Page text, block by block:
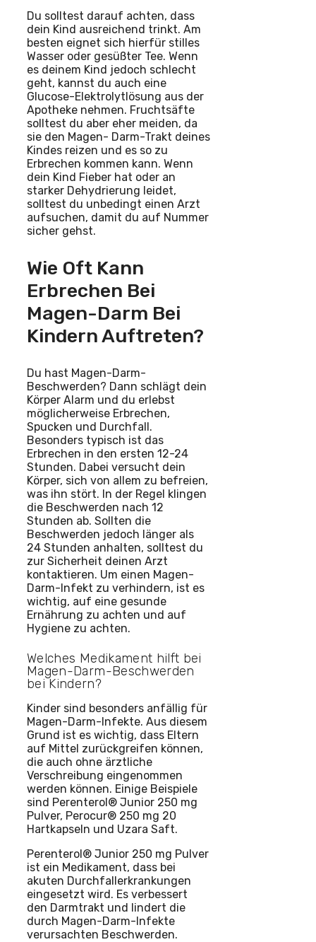
Du solltest darauf achten, dass
dein Kind ausreichend trinkt. Am
besten eignet sich hierfür stilles
Wasser oder gesüßter Tee. Wenn
es deinem Kind jedoch schlecht
geht, kannst du auch eine
Glucose-Elektrolytlösung aus der
Apotheke nehmen. Fruchtsäfte
solltest du aber eher meiden, da
sie den Magen- Darm-Trakt deines
Kindes reizen und es so zu
Erbrechen kommen kann. Wenn
dein Kind Fieber hat oder an
starker Dehydrierung leidet,
solltest du unbedingt einen Arzt
aufsuchen, damit du auf Nummer
sicher gehst.
Wie Oft Kann
Erbrechen Bei
Magen-Darm Bei
Kindern Auftreten?
Du hast Magen-Darm-
Beschwerden? Dann schlägt dein
Körper Alarm und du erlebst
möglicherweise Erbrechen,
Spucken und Durchfall.
Besonders typisch ist das
Erbrechen in den ersten 12-24
Stunden. Dabei versucht dein
Körper, sich von allem zu befreien,
was ihn stört. In der Regel klingen
die Beschwerden nach 12
Stunden ab. Sollten die
Beschwerden jedoch länger als
24 Stunden anhalten, solltest du
zur Sicherheit deinen Arzt
kontaktieren. Um einen Magen-
Darm-Infekt zu verhindern, ist es
wichtig, auf eine gesunde
Ernährung zu achten und auf
Hygiene zu achten.
Welches Medikament hilft bei
Magen-Darm-Beschwerden
bei Kindern?
Kinder sind besonders anfällig für
Magen-Darm-Infekte. Aus diesem
Grund ist es wichtig, dass Eltern
auf Mittel zurückgreifen können,
die auch ohne ärztliche
Verschreibung eingenommen
werden können. Einige Beispiele
sind Perenterol® Junior 250 mg
Pulver, Perocur® 250 mg 20
Hartkapseln und Uzara Saft.
Perenterol® Junior 250 mg Pulver
ist ein Medikament, dass bei
akuten Durchfallerkrankungen
eingesetzt wird. Es verbessert
den Darmtrakt und lindert die
durch Magen-Darm-Infekte
verursachten Beschwerden.